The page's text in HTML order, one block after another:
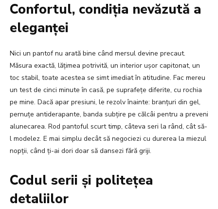
Confortul, condiția nevăzută a
eleganței
Nici un pantof nu arată bine când mersul devine precaut.
Măsura exactă, lățimea potrivită, un interior ușor capitonat, un
toc stabil, toate acestea se simt imediat în atitudine. Fac mereu
un test de cinci minute în casă, pe suprafețe diferite, cu rochia
pe mine. Dacă apar presiuni, le rezolv înainte: branțuri din gel,
pernuțe antiderapante, banda subțire pe călcâi pentru a preveni
alunecarea. Rod pantoful scurt timp, câteva seri la rând, cât să-
l modelez. E mai simplu decât să negociezi cu durerea la miezul
nopții, când ți-ai dori doar să dansezi fără griji.
Codul serii și politețea
detaliilor